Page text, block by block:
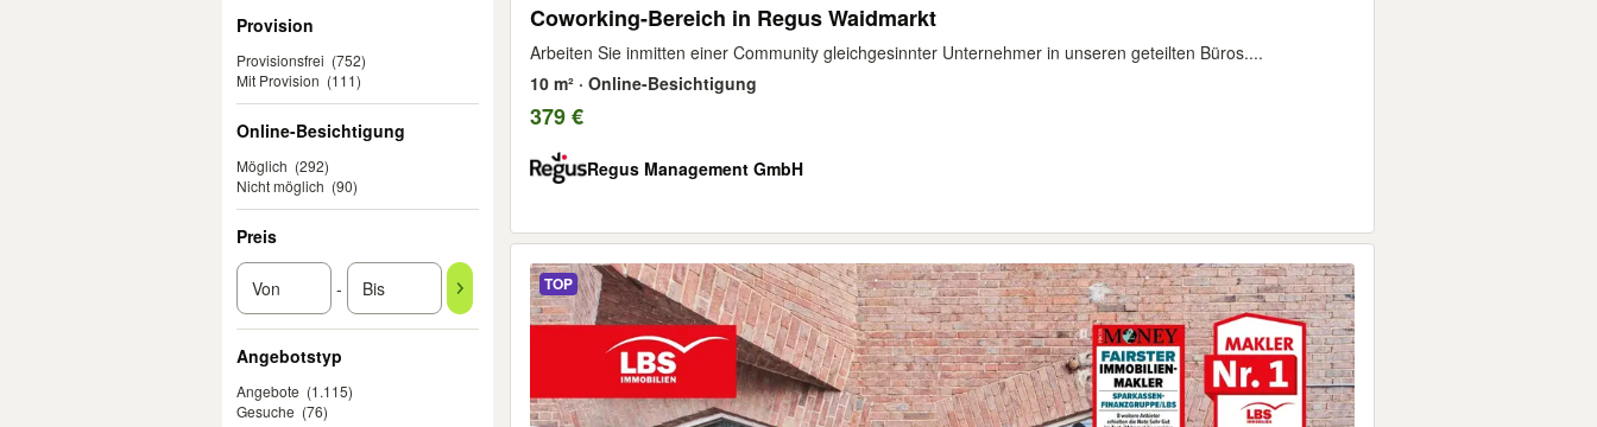
Provision
Provisionsfrei (752)
Mit Provision (111)
Online-Besichtigung
Möglich (292)
Nicht möglich (90)
Preis
-
Angebotstyp
Angebote (1.115)
Gesuche (76)
Coworking-Bereich in Regus Waidmarkt
Arbeiten Sie inmitten einer Community gleichgesinnter Unternehmer in unseren geteilten Büros....
10 m² · Online-Besichtigung
379 €
Regus Management GmbH
TOP